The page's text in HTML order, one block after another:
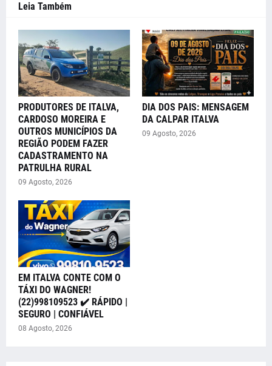
Leia Também
PRODUTORES DE ITALVA,
CARDOSO MOREIRA E
OUTROS MUNICÍPIOS DA
REGIÃO PODEM FAZER
CADASTRAMENTO NA
PATRULHA RURAL
09 Agosto, 2026
DIA DOS PAIS: MENSAGEM
DA CALPAR ITALVA
09 Agosto, 2026
EM ITALVA CONTE COM O
TÁXI DO WAGNER!
(22)998109523 ✔️ RÁPIDO |
SEGURO | CONFIÁVEL
08 Agosto, 2026